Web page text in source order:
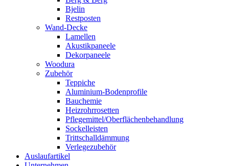
Bjelin
Restposten
Wand-Decke
Lamellen
Akustikpaneele
Dekorpaneele
Woodura
Zubehör
Teppiche
Aluminium-Bodenprofile
Bauchemie
Heizrohrrosetten
Pflegemittel/Oberflächenbehandlung
Sockelleisten
Trittschalldämmung
Verlegezubehör
Auslaufartikel